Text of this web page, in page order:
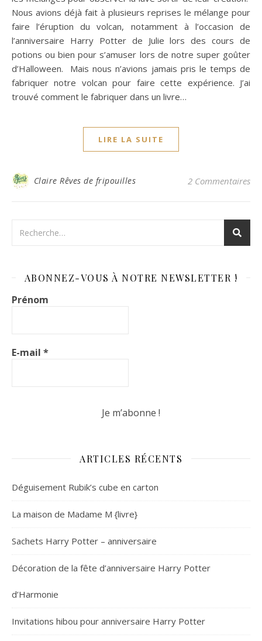
Nous avions déjà fait à plusieurs reprises le mélange pour
faire l’éruption du volcan, notamment à l’occasion de
l’anniversaire Harry Potter de Julie lors des cours de
potions ou bien pour s’amuser lors de notre super goûter
d’Halloween. Mais nous n’avions jamais pris le temps de
fabriquer notre volcan pour faire cette expérience. J’ai
trouvé comment le fabriquer dans un livre…
LIRE LA SUITE
Claire Rêves de fripouilles 2 Commentaires
ABONNEZ-VOUS À NOTRE NEWSLETTER !
Prénom
E-mail *
ARTICLES RÉCENTS
Déguisement Rubik’s cube en carton
La maison de Madame M {livre}
Sachets Harry Potter – anniversaire
Décoration de la fête d’anniversaire Harry Potter
d’Harmonie
Invitations hibou pour anniversaire Harry Potter